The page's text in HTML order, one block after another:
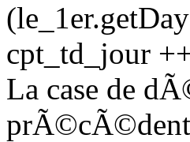
cpt_td_jour
La case de